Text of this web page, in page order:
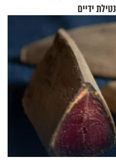
נטילת ידיים